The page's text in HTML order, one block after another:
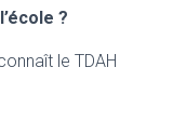
?
le TDAH